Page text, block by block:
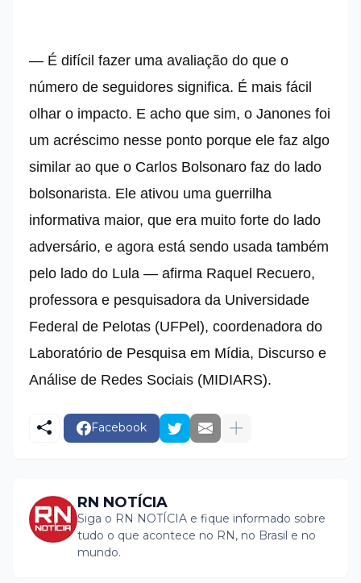
— É difícil fazer uma avaliação do que o
número de seguidores significa. É mais fácil
olhar o impacto. E acho que sim, o Janones foi
um acréscimo nesse ponto porque ele faz algo
similar ao que o Carlos Bolsonaro faz do lado
bolsonarista. Ele ativou uma guerrilha
informativa maior, que era muito forte do lado
adversário, e agora está sendo usada também
pelo lado do Lula — afirma Raquel Recuero,
professora e pesquisadora da Universidade
Federal de Pelotas (UFPel), coordenadora do
Laboratório de Pesquisa em Mídia, Discurso e
Análise de Redes Sociais (MIDIARS).
Facebook
RN NOTÍCIA
Siga o RN NOTÍCIA e fique informado sobre
tudo o que acontece no RN, no Brasil e no
mundo.